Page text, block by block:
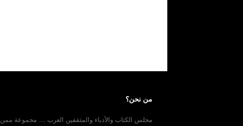
من نحن؟
مجلس الكتاب والأدباء والمثقفين العرب … مجموعة ممن